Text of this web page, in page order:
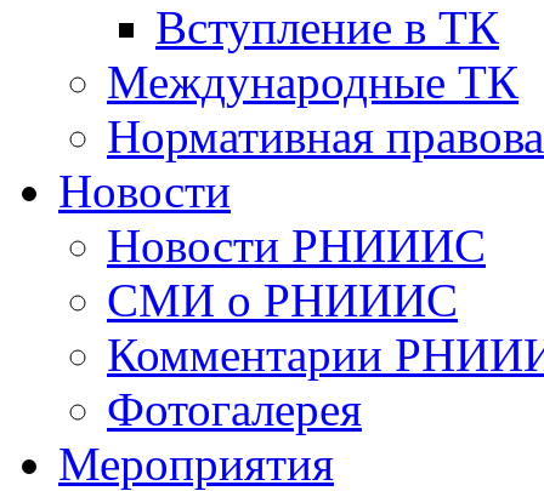
Вступление в ТК
Международные ТК
Нормативная
Новости
Новости РНИИИС
СМИ о РНИИИС
Комментарии
Фотогалерея
Мероприятия